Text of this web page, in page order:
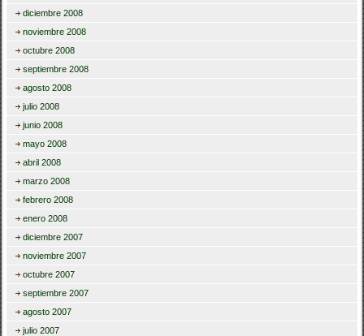
diciembre 2008
noviembre 2008
octubre 2008
septiembre 2008
agosto 2008
julio 2008
junio 2008
mayo 2008
abril 2008
marzo 2008
febrero 2008
enero 2008
diciembre 2007
noviembre 2007
octubre 2007
septiembre 2007
agosto 2007
julio 2007